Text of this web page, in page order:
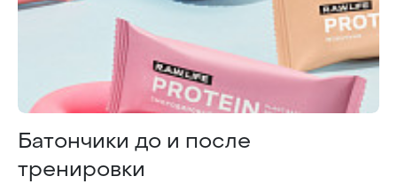
Батончики до и после
тренировки